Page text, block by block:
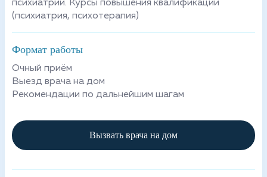
психиатрии. Курсы повышения квалификации
(психиатрия, психотерапия)
Формат работы
Очный приём
Выезд врача на дом
Рекомендации по дальнейшим шагам
Вызвать врача на дом